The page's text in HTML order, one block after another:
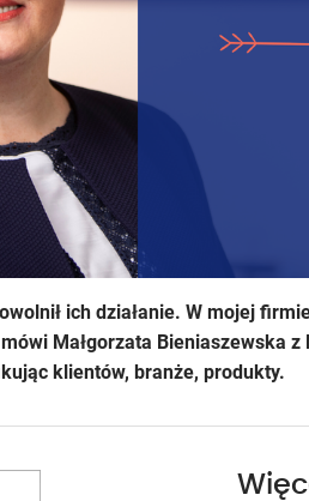
ich działanie. W mojej
Małgorzata Bieniaszewska
klientów, branże, produkty.